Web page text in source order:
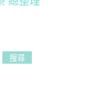
搜尋